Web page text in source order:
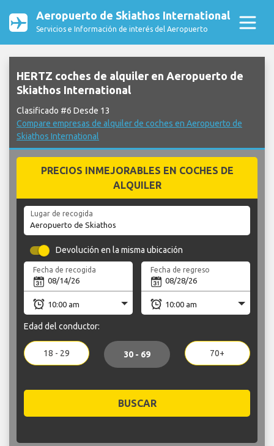
Aeropuerto de Skiathos International
Servicios e Información de interés del Aeropuerto
HERTZ coches de alquiler en Aeropuerto de
Skiathos International
Clasificado #6 Desde 13
Compare empresas de alquiler de coches en Aeropuerto de
Skiathos International
PRECIOS INMEJORABLES EN COCHES DE
ALQUILER
Lugar de recogida
Devolución en la misma ubicación
Fecha de recogida Fecha de regreso
Edad del conductor:
18 - 29 30 - 69 70+
BUSCAR